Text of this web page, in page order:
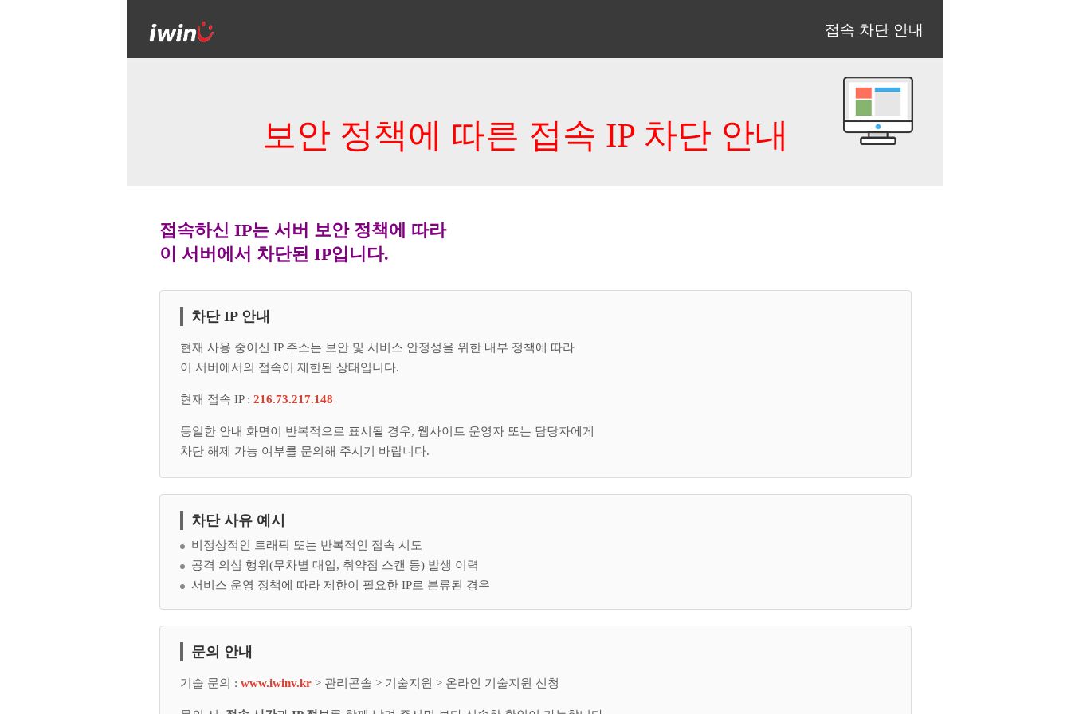
접속 차단 안내
보안 정책에 따른 접속 IP 차단 안내
접속하신 IP는 서버 보안 정책에 따라
이 서버에서 차단된 IP입니다.
차단 IP 안내
현재 사용 중이신 IP 주소는 보안 및 서비스 안정성을 위한 내부 정책에 따라
이 서버에서의 접속이 제한된 상태입니다.
현재 접속 IP : 216.73.217.148
동일한 안내 화면이 반복적으로 표시될 경우, 웹사이트 운영자 또는 담당자에게
차단 해제 가능 여부를 문의해 주시기 바랍니다.
차단 사유 예시
비정상적인 트래픽 또는 반복적인 접속 시도
공격 의심 행위(무차별 대입, 취약점 스캔 등) 발생 이력
서비스 운영 정책에 따라 제한이 필요한 IP로 분류된 경우
문의 안내
기술 문의 : www.iwinv.kr > 관리콘솔 > 기술지원 > 온라인 기술지원 신청